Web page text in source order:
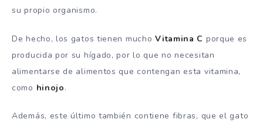
su propio organismo.
De hecho, los gatos tienen muchoVitamina C porque es
producida por su hígado, por lo que no necesitan
alimentarse de alimentos que contengan esta vitamina,
como hinojo.
Además, este último también contiene fibras, que el gato